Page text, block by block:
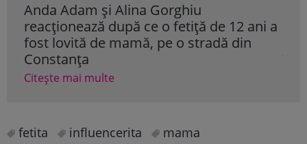
Anda Adam și Alina Gorghiu
reacționează după ce o fetiță de 12 ani a
fost lovită de mamă, pe o stradă din
Constanța
Citește mai multe
fetita influencerita mama